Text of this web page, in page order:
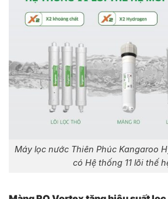
Máy lọc nước Thiên Phúc Kangaroo
có Hệ thống 11 lõi thế